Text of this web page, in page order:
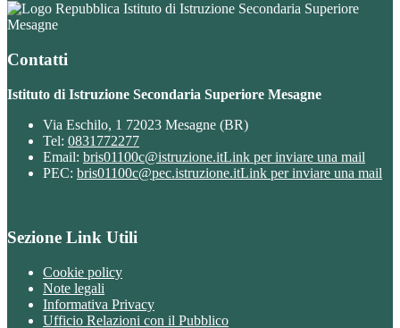
Istituto di Istruzione Secondaria Superiore
Mesagne
Contatti
Istituto di Istruzione Secondaria Superiore Mesagne
Via Eschilo, 1 72023 Mesagne (BR)
Tel: 0831772277
Email: bris01100c@istruzione.itLink per inviare una mail
PEC: bris01100c@pec.istruzione.itLink per inviare una mail
Sezione Link Utili
Cookie policy
Note legali
Informativa Privacy
Ufficio Relazioni con il Pubblico